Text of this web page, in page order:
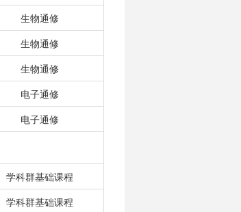
生物通修
生物通修
生物通修
电子通修
电子通修
学科群基础课程
学科群基础课程